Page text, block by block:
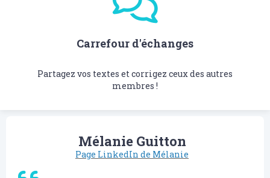
Carrefour d'échanges
Partagez vos textes et corrigez ceux des autres
membres !
Mélanie Guitton
Page LinkedIn de Mélanie